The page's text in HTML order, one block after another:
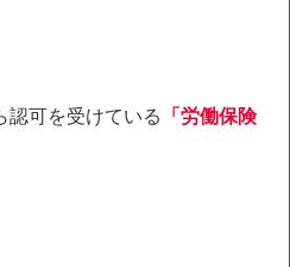
認可を受けている 「労働保険